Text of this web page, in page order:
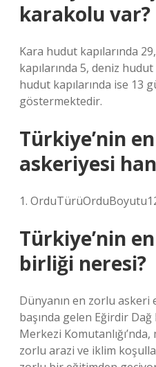
karakolu var?
Kara hudut kapılarında
kapılarında 5, deniz
hudut kapılarında ise 13
göstermektedir.
Türkiye’nin
askeriyesi
1.
Türkiye’nin
birliği neresi?
Dünyanın en zorlu
başında gelen Eğirdir
Merkezi
zorlu arazi ve iklim